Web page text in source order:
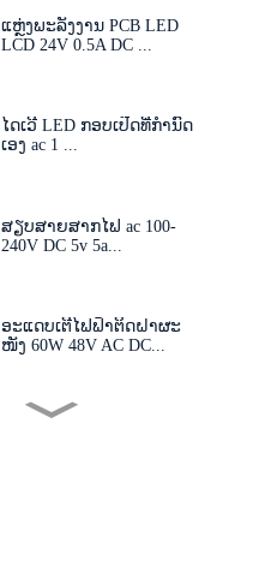
ແຫຼ່ງພະລັງງານ PCB LED
LCD 24V 0.5A DC ...
ໄດເວີ LED ກອບເປີດທີ່ກຳນົດ
ເອງ ac 1 ...
ສຽບສາຍສາກໄຟ ac 100-
240V DC 5v 5a...
ອະແດບເຕີໄຟຟ້າຕິດຝາຜະ
ໜັງ 60W 48V AC DC...